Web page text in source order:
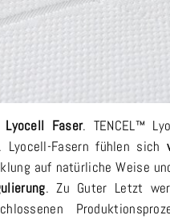
Lyocell Faser. TENCEL™
Lyocell-Fasern fühlen sich
auf natürliche Weise
. Zu Guter Letzt